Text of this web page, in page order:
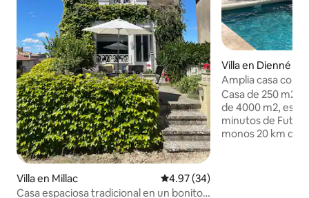
Villa en Millac Calificación promedio: 4.97 de
4.97 (34)
Casa espaciosa tradicional en un bonito
Villa en Dienné
Amplia casa con
Casa de 250 m2,
de 4000 m2,
minutos de
monos 20 km de